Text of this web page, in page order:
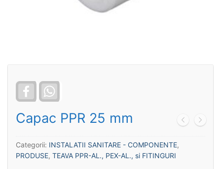
Facebook
Capac PPR 25 mm
Categorii: INSTALATII SANITARE - COMPONENTE,
PRODUSE, TEAVA PPR-AL., PEX-AL., si FITINGURI